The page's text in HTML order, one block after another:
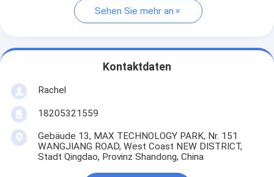
Sehen Sie mehr an
Kontaktdaten
Rachel
18205321559
Gebäude 13, MAX TECHNOLOGY PARK, Nr. 151
WANGJIANG ROAD, West Coast NEW DISTRICT,
Stadt Qingdao, Provinz Shandong, China